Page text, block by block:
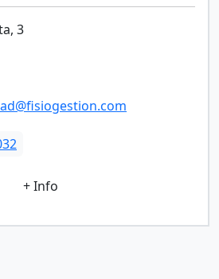
3
+ Info